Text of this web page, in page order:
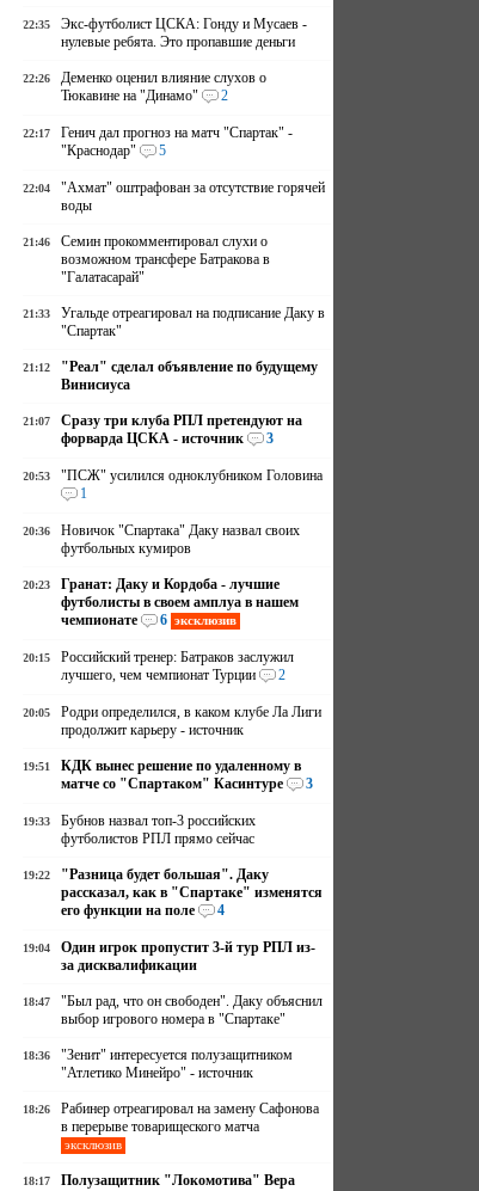
22:35
Экс-футболист ЦСКА: Гонду и Мусаев -
нулевые ребята. Это пропавшие деньги
22:26
Деменко оценил влияние слухов о
Тюкавине на "Динамо"
2
22:17
Генич дал прогноз на матч "Спартак" -
"Краснодар"
5
22:04
"Ахмат" оштрафован за отсутствие горячей
воды
21:46
Семин прокомментировал слухи о
возможном трансфере Батракова в
"Галатасарай"
21:33
Угальде отреагировал на подписание Даку в
"Спартак"
21:12
"Реал" сделал объявление по будущему
Винисиуса
21:07
Сразу три клуба РПЛ претендуют на
форварда ЦСКА - источник
3
20:53
"ПСЖ" усилился одноклубником Головина
1
20:36
Новичок "Спартака" Даку назвал своих
футбольных кумиров
20:23
Гранат: Даку и Кордоба - лучшие
футболисты в своем амплуа в нашем
чемпионате
6 эксклюзив
20:15
Российский тренер: Батраков заслужил
лучшего, чем чемпионат Турции
2
20:05
Родри определился, в каком клубе Ла Лиги
продолжит карьеру - источник
19:51
КДК вынес решение по удаленному в
матче со "Спартаком" Касинтуре
3
19:33
Бубнов назвал топ-3 российских
футболистов РПЛ прямо сейчас
19:22
"Разница будет большая". Даку
рассказал, как в "Спартаке" изменятся
его функции на поле
4
19:04
Один игрок пропустит 3-й тур РПЛ из-
за дисквалификации
18:47
"Был рад, что он свободен". Даку объяснил
выбор игрового номера в "Спартаке"
18:36
"Зенит" интересуется полузащитником
"Атлетико Минейро" - источник
18:26
Рабинер отреагировал на замену Сафонова
в перерыве товарищеского матча
эксклюзив
18:17
Полузащитник "Локомотива" Вера